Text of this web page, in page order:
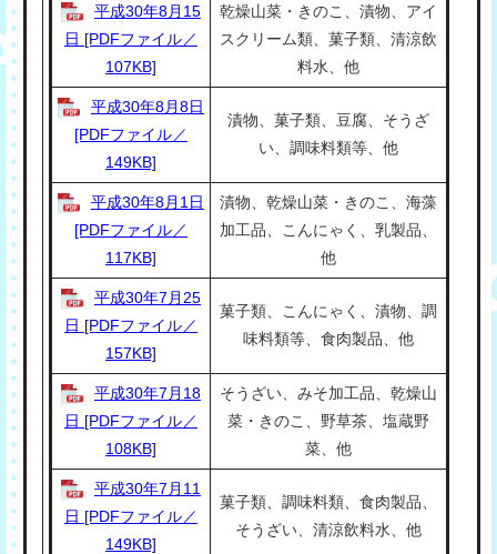
平成30年8月15
日 [PDFファイル／
107KB]
乾燥山菜・きのこ、漬物、アイ
スクリーム類、菓子類、清涼飲
料水、他
平成30年8月8日
[PDFファイル／
149KB]
漬物、菓子類、豆腐、そうざ
い、調味料類等、他
平成30年8月1日
[PDFファイル／
117KB]
漬物、乾燥山菜・きのこ、海藻
加工品、こんにゃく、乳製品、
他
平成30年7月25
日 [PDFファイル／
157KB]
菓子類、こんにゃく、漬物、調
味料類等、食肉製品、他
平成30年7月18
日 [PDFファイル／
108KB]
そうざい、みそ加工品、乾燥山
菜・きのこ、野草茶、塩蔵野
菜、他
平成30年7月11
日 [PDFファイル／
149KB]
菓子類、調味料類、食肉製品、
そうざい、清涼飲料水、他